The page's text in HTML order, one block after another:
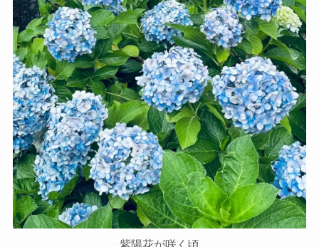
紫陽花が咲く頃